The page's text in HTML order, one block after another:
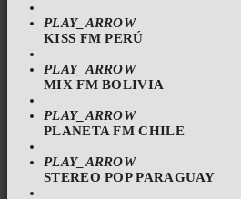
PLAY_ARROW
KISS FM PERÚ
PLAY_ARROW
MIX FM BOLIVIA
PLAY_ARROW
PLANETA FM CHILE
PLAY_ARROW
STEREO POP PARAGUAY